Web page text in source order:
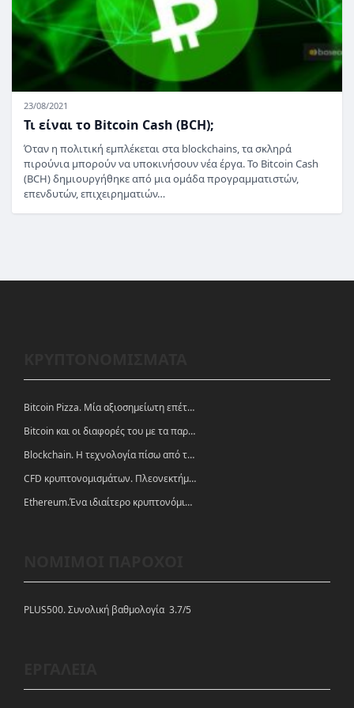
23/08/2021
Τι είναι το Bitcoin Cash (BCH);
Όταν η πολιτική εμπλέκεται στα blockchains, τα σκληρά
πιρούνια μπορούν να υποκινήσουν νέα έργα. Το Bitcoin Cash
(BCH) δημιουργήθηκε από μια ομάδα προγραμματιστών,
επενδυτών, επιχειρηματιών…
Bitcoin Pizza. Μία αξιοσημείωτη επέτειος.
Bitcoin και οι διαφορές του με τα παραδοσιακά νομίσματα
Blockchain. Η τεχνολογία πίσω από τα κρυπτονομίσματα
CFD κρυπτονομισμάτων. Πλεονεκτήματα και ευκαιρίες
Ethereum.Ένα ιδιαίτερο κρυπτονόμισμα-πλατφόρμα
PLUS500. Συνολική βαθμολογία 3.7/5